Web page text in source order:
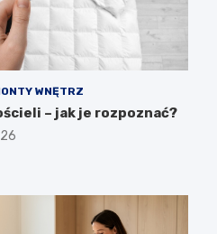
WNĘTRZ
– jak je rozpoznać?